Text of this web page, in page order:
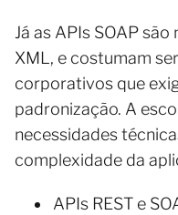
Já as APIs SOAP
XML, e costumam
corporativos que
padronização. A
necessidades
complexidade da
APIs REST e